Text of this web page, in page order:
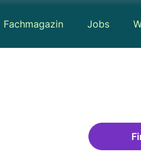
Fachmagazin Jobs